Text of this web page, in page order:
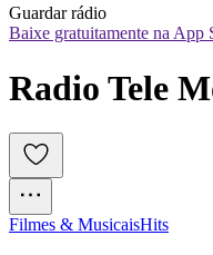
Guardar rádio
Baixe gratuitamente na App
Radio Tele
Filmes & MusicaisHits